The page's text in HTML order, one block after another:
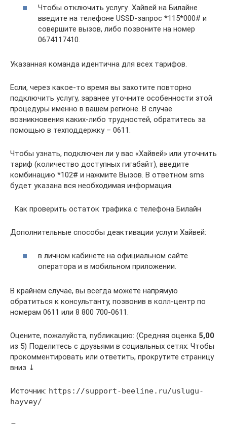
Чтобы отключить услугу Хайвей на Билайне
введите на телефоне USSD-запрос *115*000# и
совершите вызов, либо позвоните на номер
0674117410.
Указанная команда идентична для всех тарифов.
Если, через какое-то время вы захотите повторно
подключить услугу, заранее уточните особенности этой
процедуры именно в вашем регионе. В случае
возникновения каких-либо трудностей, обратитесь за
помощью в техподдержку – 0611.
Чтобы узнать, подключен ли у вас «Хайвей» или уточнить
тариф (количество доступных гигабайт), введите
комбинацию *102# и нажмите Вызов. В ответном sms
будет указана вся необходимая информация.
Как проверить остаток трафика с телефона Билайн
Дополнительные способы деактивации услуги Хайвей:
в личном кабинете на официальном сайте
оператора и в мобильном приложении.
В крайнем случае, вы всегда можете напрямую
обратиться к консультанту, позвонив в колл-центр по
номерам 0611 или 8 800 700-0611.
Оцените, пожалуйста, публикацию: (Средняя оценка 5,00
из 5) Поделитесь с друзьями в социальных сетях: Чтобы
прокомментировать или ответить, прокрутите страницу
вниз ⤓
Источник: https://support-beeline.ru/uslugu-
hayvey/